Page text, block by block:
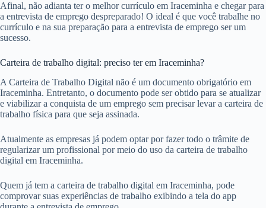
Afinal, não adianta ter o melhor currículo em Iraceminha e chegar para
a entrevista de emprego despreparado! O ideal é que você trabalhe no
currículo e na sua preparação para a entrevista de emprego ser um
sucesso.
Carteira de trabalho digital: preciso ter em Iraceminha?
A Carteira de Trabalho Digital não é um documento obrigatório em
Iraceminha. Entretanto, o documento pode ser obtido para se atualizar
e viabilizar a conquista de um emprego sem precisar levar a carteira de
trabalho física para que seja assinada.
Atualmente as empresas já podem optar por fazer todo o trâmite de
regularizar um profissional por meio do uso da carteira de trabalho
digital em Iraceminha.
Quem já tem a carteira de trabalho digital em Iraceminha, pode
comprovar suas experiências de trabalho exibindo a tela do app